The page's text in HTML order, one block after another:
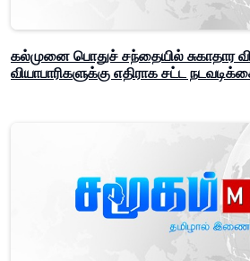
கல்முனை பொதுச் சந்தையில் சுகாதார
வியாபாரிகளுக்கு எதிராக சட்ட